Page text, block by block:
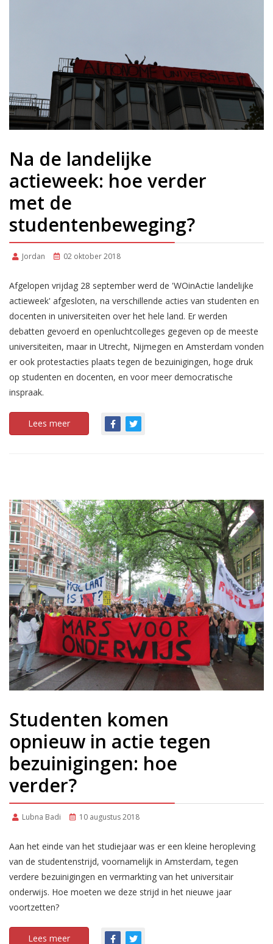
Na de landelijke
actieweek: hoe verder
met de
studentenbeweging?
Jordan 02 oktober 2018
Afgelopen vrijdag 28 september werd de 'WOinActie landelijke
actieweek' afgesloten, na verschillende acties van studenten en
docenten in universiteiten over het hele land. Er werden
debatten gevoerd en openluchtcolleges gegeven op de meeste
universiteiten, maar in Utrecht, Nijmegen en Amsterdam vonden
er ook protestacties plaats tegen de bezuinigingen, hoge druk
op studenten en docenten, en voor meer democratische
inspraak.
Lees meer
Studenten komen
opnieuw in actie tegen
bezuinigingen: hoe
verder?
Lubna Badi 10 augustus 2018
Aan het einde van het studiejaar was er een kleine heropleving
van de studentenstrijd, voornamelijk in Amsterdam, tegen
verdere bezuinigingen en vermarkting van het universitair
onderwijs. Hoe moeten we deze strijd in het nieuwe jaar
voortzetten?
Lees meer